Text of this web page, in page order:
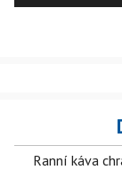
Ranní káva